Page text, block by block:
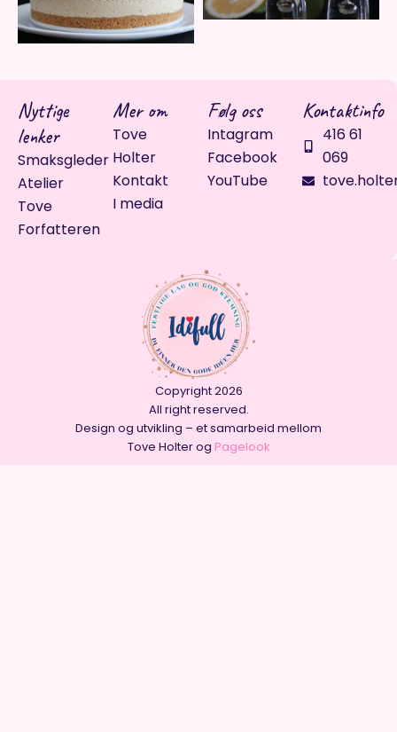
Copyright 2026
All right reserved.
Design og utvikling – et samarbeid mellom
Tove Holter og Pagelook
Nyttige
lenker
Smaksgleder
Atelier
Tove
Forfatteren
Mer om
Tove
Holter
Kontakt
I media
Følg oss
Intagram
Facebook
YouTube
Kontaktinfo
416 61
069